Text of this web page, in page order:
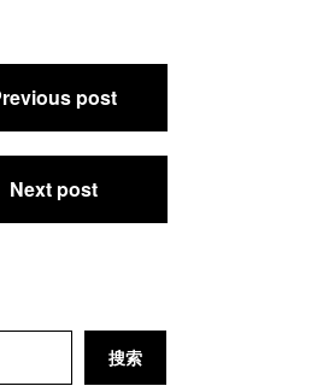
post
Next post
搜索